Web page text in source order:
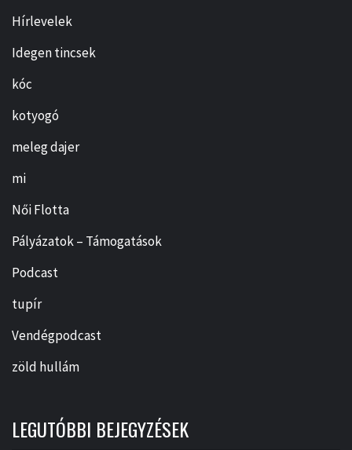
Hírlevelek
Idegen tincsek
kóc
kotyogó
meleg dajer
mi
Női Flotta
Pályázatok – Támogatások
Podcast
tupír
Vendégpodcast
zöld hullám
LEGUTÓBBI BEJEGYZÉSEK